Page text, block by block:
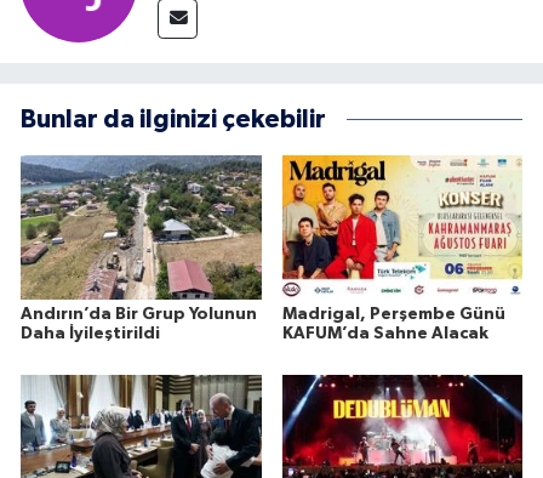
Bunlar da ilginizi çekebilir
Andırın’da Bir Grup Yolunun
Daha İyileştirildi
Madrigal, Perşembe Günü
KAFUM’da Sahne Alacak